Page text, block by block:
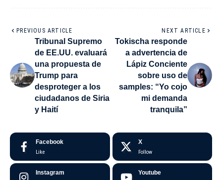
PREVIOUS ARTICLE
Tribunal Supremo
de EE.UU. evaluará
una propuesta de
Trump para
desproteger a los
ciudadanos de Siria
y Haití
NEXT ARTICLE
Tokischa responde
a advertencia de
Lápiz Conciente
sobre uso de
samples: “Yo cojo
mi demanda
tranquila”
Facebook
Like
X
Follow
Instagram Youtube